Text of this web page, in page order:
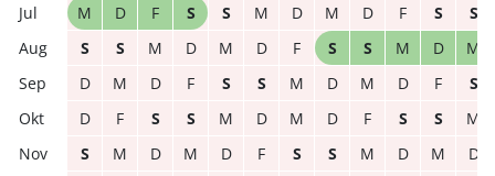
M
D F S S M D M D F S
S
S
S M D M D F S S M D
M
D
M D F S S M D M D F
S
D
F S S M D M D F S S
M
S
M D M D F S S M D M
D